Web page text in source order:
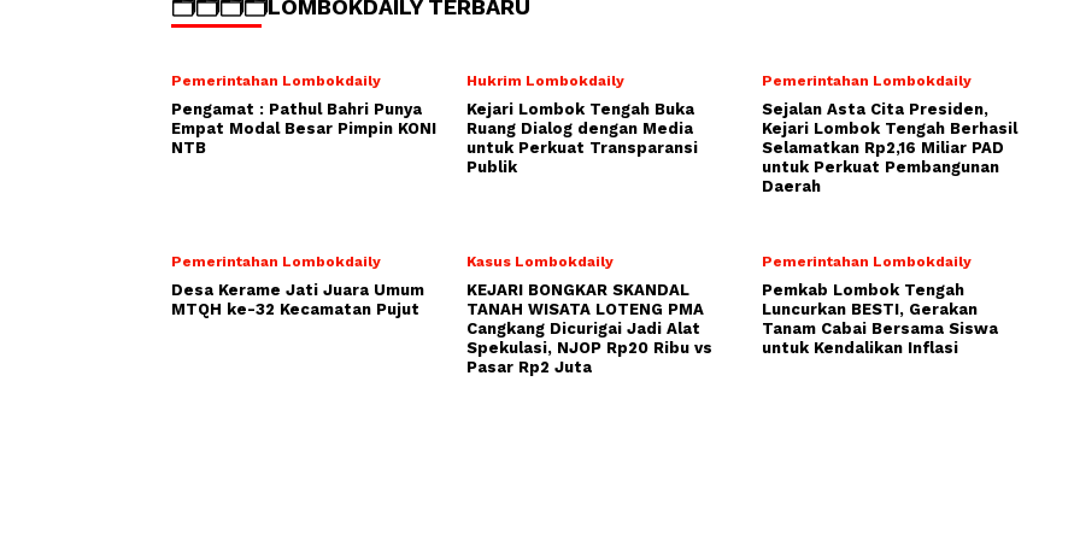
🗂️🗂️🗂️🗂️LOMBOKDAILY TERBARU
Pemerintahan Lombokdaily
Pengamat : Pathul Bahri Punya
Empat Modal Besar Pimpin KONI
NTB
Hukrim Lombokdaily
Kejari Lombok Tengah Buka
Ruang Dialog dengan Media
untuk Perkuat Transparansi
Publik
Pemerintahan Lombokdaily
Sejalan Asta Cita Presiden,
Kejari Lombok Tengah Berhasil
Selamatkan Rp2,16 Miliar PAD
untuk Perkuat Pembangunan
Daerah
Pemerintahan Lombokdaily
Desa Kerame Jati Juara Umum
MTQH ke-32 Kecamatan Pujut
Kasus Lombokdaily
KEJARI BONGKAR SKANDAL
TANAH WISATA LOTENG PMA
Cangkang Dicurigai Jadi Alat
Spekulasi, NJOP Rp20 Ribu vs
Pasar Rp2 Juta
Pemerintahan Lombokdaily
Pemkab Lombok Tengah
Luncurkan BESTI, Gerakan
Tanam Cabai Bersama Siswa
untuk Kendalikan Inflasi